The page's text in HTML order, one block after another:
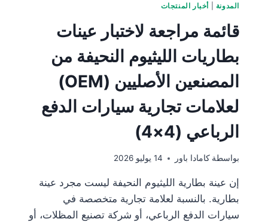
المدونة أخبار المنتجات
قائمة مراجعة لاختبار عينات
بطاريات الليثيوم النحيفة من
المصنعين الأصليين (OEM)
لعلامات تجارية سيارات الدفع
الرباعي (4×4)
بواسطة كامادا باور 14 يوليو 2026
إن عينة بطارية الليثيوم النحيفة ليست مجرد عينة
بطارية. بالنسبة لعلامة تجارية متخصصة في
سيارات الدفع الرباعي، أو شركة تصنيع المظلات، أو